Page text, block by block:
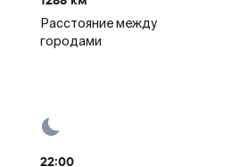
Расстояние между
городами
22:00